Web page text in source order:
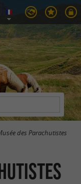
des Parachutistes